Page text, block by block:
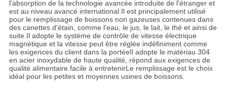
l'absorption de la technologie avancée introduite de l'étranger et
est au niveau avancé international.Il est principalement utilisé
pour le remplissage de boissons non gazeuses contenues dans
des canettes d'étain, comme l'eau, le jus, le lait, le thé et ainsi de
suite.Il adopte le système de contrôle de vitesse électrique
magnétique et la vitesse peut être réglée indéfiniment comme
les exigences du client dans la portéeIl adopte le matériau 304
en acier inoxydable de haute qualité, répond aux exigences de
qualité alimentaire.facile à entretenirLe remplissage est le choix
idéal pour les petites et moyennes usines de boissons.